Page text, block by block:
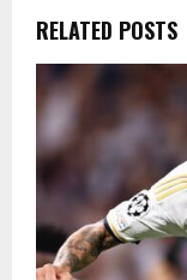
RELATED POSTS